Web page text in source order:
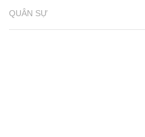
QUÂN SỰ